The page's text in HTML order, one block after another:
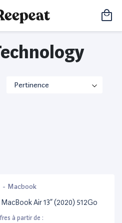
- Macbook
Air 13” (2020) 512Go
à partir de :